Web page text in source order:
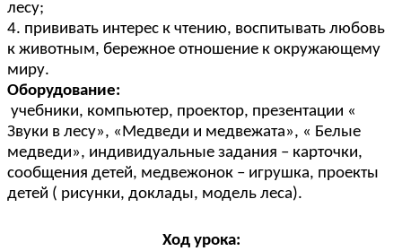
лесу;
4. прививать интерес к чтению, воспитывать любовь
к животным, бережное отношение к окружающему
миру.
Оборудование:
учебники, компьютер, проектор, презентации «
Звуки в лесу», «Медведи и медвежата», « Белые
медведи», индивидуальные задания – карточки,
сообщения детей, медвежонок – игрушка, проекты
детей ( рисунки, доклады, модель леса).
Ход урока: